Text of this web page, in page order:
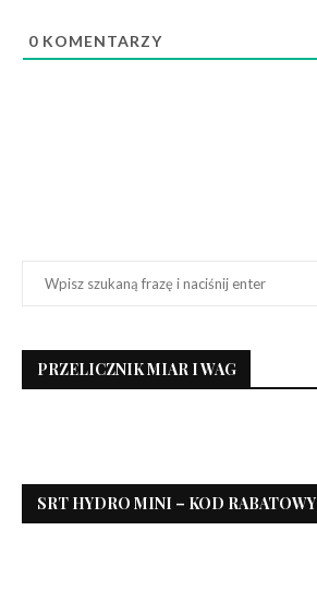
0 KOMENTARZY
PRZELICZNIK MIAR I WAG
SRT HYDRO MINI – KOD RABATOWY